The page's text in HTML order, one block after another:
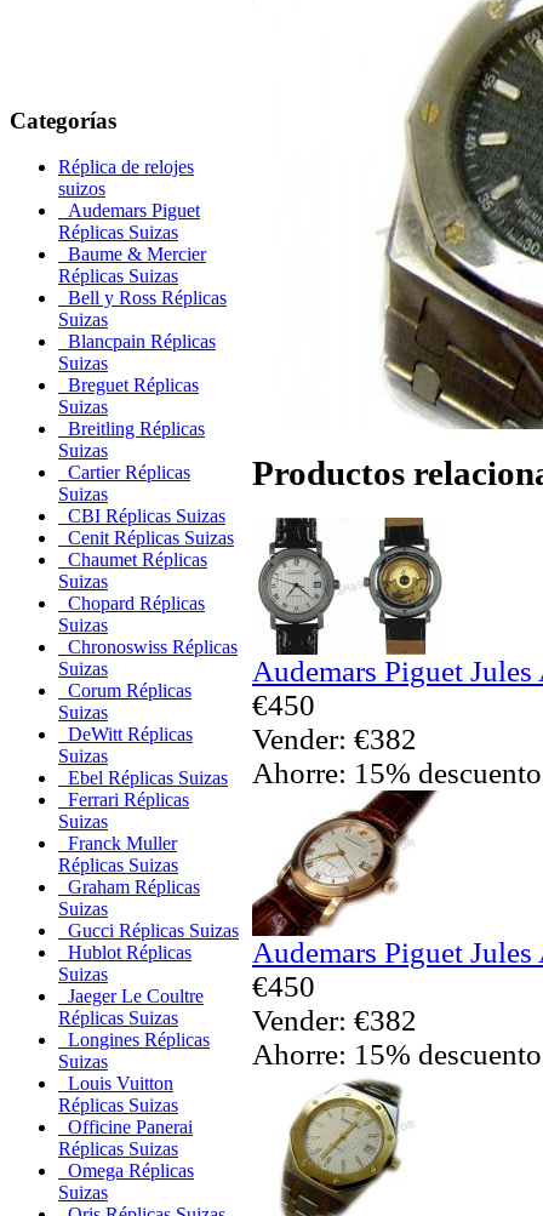
Categorías
Réplica de relojes
suizos
Audemars Piguet
Réplicas Suizas
Baume & Mercier
Réplicas Suizas
Bell y Ross Réplicas
Suizas
Blancpain Réplicas
Suizas
Breguet Réplicas
Suizas
Breitling Réplicas
Suizas
Cartier Réplicas
Suizas
CBI Réplicas Suizas
Cenit Réplicas Suizas
Chaumet Réplicas
Suizas
Chopard Réplicas
Suizas
Chronoswiss Réplicas
Suizas
Corum Réplicas
Suizas
DeWitt Réplicas
Suizas
Ebel Réplicas Suizas
Ferrari Réplicas
Suizas
Franck Muller
Réplicas Suizas
Graham Réplicas
Suizas
Gucci Réplicas Suizas
Hublot Réplicas
Suizas
Jaeger Le Coultre
Réplicas Suizas
Longines Réplicas
Suizas
Louis Vuitton
Réplicas Suizas
Officine Panerai
Réplicas Suizas
Omega Réplicas
Suizas
Productos
Audemars Piguet
€450
Vender: €382
Ahorre: 15% descuento
Audemars Piguet
€450
Vender: €382
Ahorre: 15% descuento